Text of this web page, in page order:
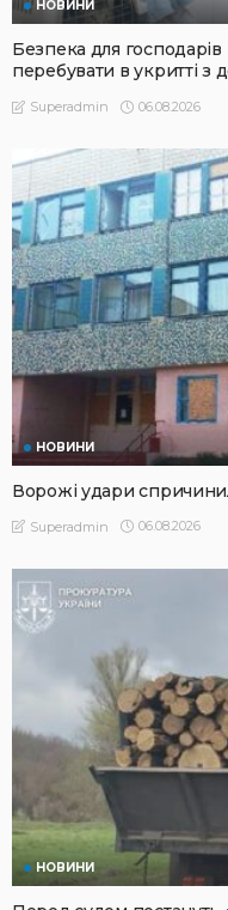
НОВИНИ
Безпека для господарів
перебувати в укритті
Superadmin 06.08.2026
НОВИНИ
Ворожі удари
Superadmin 06.08.2026
НОВИНИ